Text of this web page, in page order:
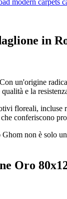
in
un'origine
e la
floreali, incluse
conferiscono
non è solo
Oro